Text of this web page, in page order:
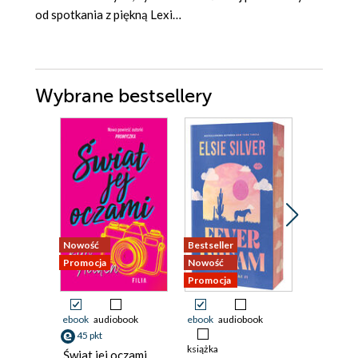
od spotkania z piękną Lexi…
Wybrane bestsellery
Nowość
Promocja
ebook audiobook
45 pkt
Świat jej oczami
Bestseller
Nowość
Promocja
ebook audiobook
książka